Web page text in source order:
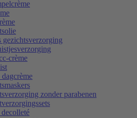
gezichtsverzorging
crème
zonder parabenen